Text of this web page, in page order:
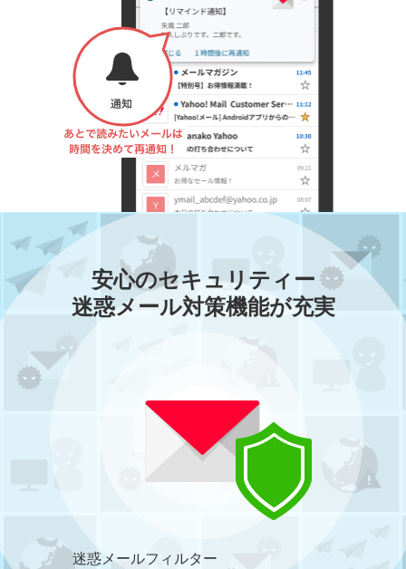
通知・あとで読みたいメールは
安心のセキュリティー
迷惑メール対策機能が充実
迷惑メールフィルター